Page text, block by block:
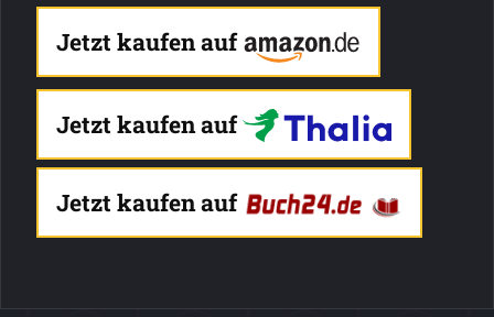
Jetzt kaufen auf
Jetzt kaufen auf
Jetzt kaufen auf